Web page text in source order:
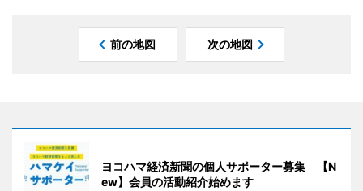
前の地図 次の地図
ヨコハマ経済新聞の個人サポーター募集 【N
ew】会員の活動紹介始めます